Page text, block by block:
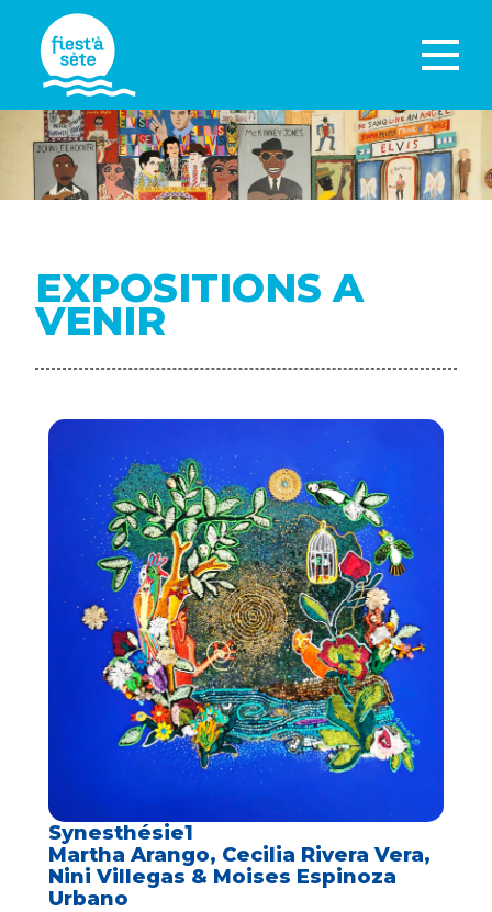
EXPOSITIONS A
VENIR
Synesthésie1
Martha Arango, Cecilia Rivera Vera,
Nini Villegas & Moises Espinoza
Urbano